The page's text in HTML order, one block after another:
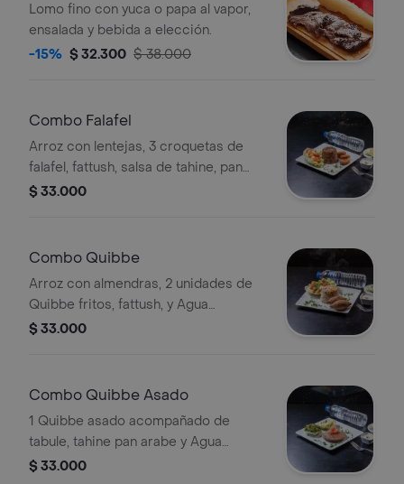
Lomo fino con yuca o papa al vapor,
ensalada y bebida a elección.
-15% $ 32.300 $ 38.000
Combo Falafel
Arroz con lentejas, 3 croquetas de
falafel, fattush, salsa de tahine, pan
árabe y Agua Cristalina Sin Gas 300
$ 33.000
Combo Quibbe
Arroz con almendras, 2 unidades de
Quibbe fritos, fattush, y Agua
Cristalina Sin Gas 300 ml.
$ 33.000
Combo Quibbe Asado
1 Quibbe asado acompañado de
tabule, tahine pan arabe y Agua
Cristalina Sin Gas 300 ml.
$ 33.000